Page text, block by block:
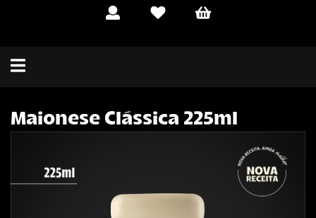
Toggle
Maionese Clássica 225ml